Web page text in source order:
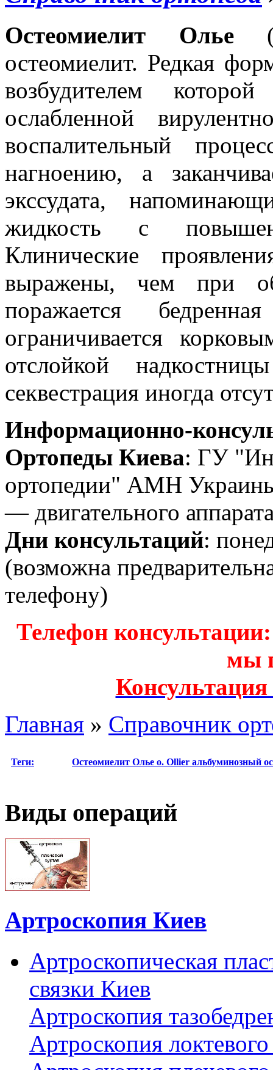
Остеомиелит Олье
остеомиелит. Редкая
возбудителем
ослабленной
воспалительный
нагноению, а
экссудата,
жидкость с
Клинические
выражены, чем при
поражается
ограничивается
отслойкой
секвестрация иногда
Информационно-
Ортопеды Киева: ГУ
ортопедии" АМН
— двигательного
Дни консультаций:
(возможна
телефону)
Телефон
мы
Главная » Справочник
Теги: Остеомиелит Олье о. Ollier альбуминозный
Виды операций
Артроскопия Киев
Артроскопическая
связки Киев
Артроскопия
Артроскопия